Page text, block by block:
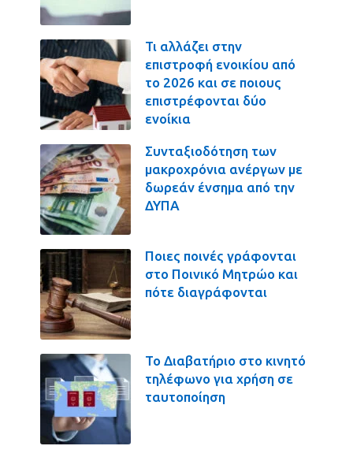
Τι αλλάζει στην
επιστροφή ενοικίου από
το 2026 και σε ποιους
επιστρέφονται δύο
ενοίκια
Συνταξιοδότηση των
μακροχρόνια ανέργων με
δωρεάν ένσημα από την
ΔΥΠΑ
Ποιες ποινές γράφονται
στο Ποινικό Μητρώο και
πότε διαγράφονται
Το Διαβατήριο στο κινητό
τηλέφωνο για χρήση σε
ταυτοποίηση